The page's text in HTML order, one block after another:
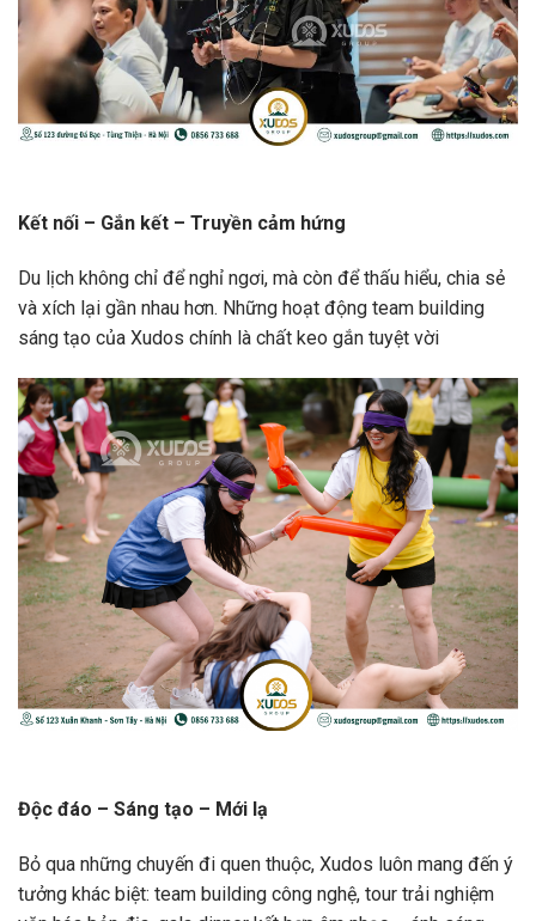
Kết nối – Gắn kết – Truyền cảm hứng
Du lịch không chỉ để nghỉ ngơi, mà còn để thấu hiểu, chia sẻ
và xích lại gần nhau hơn. Những hoạt động team building
sáng tạo của Xudos chính là chất keo gắn tuyệt vời
Độc đáo – Sáng tạo – Mới lạ
Bỏ qua những chuyến đi quen thuộc, Xudos luôn mang đến ý
tưởng khác biệt: team building công nghệ, tour trải nghiệm